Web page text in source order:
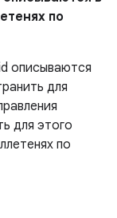
по
описываются
для
для этого
по